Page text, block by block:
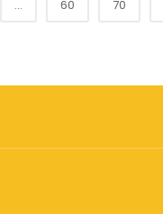
... 60 70